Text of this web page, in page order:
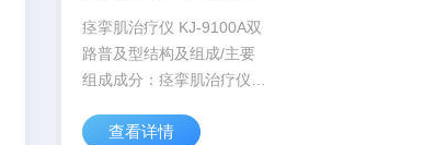
痉挛肌治疗仪 KJ-9100A双
路普及型结构及组成/主要
组成成分：痉挛肌治疗仪由
有医疗器械注册证产品）三
查看详情